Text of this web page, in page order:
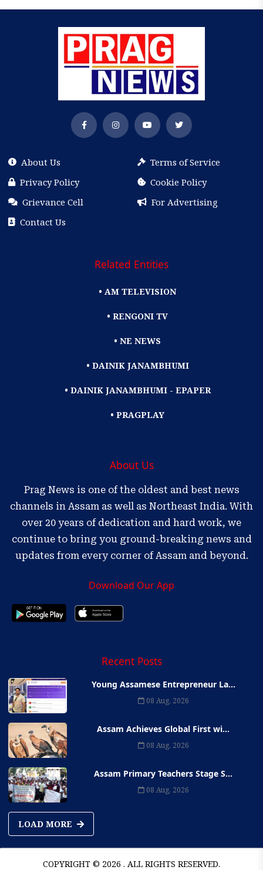
About Us
Terms of Service
Privacy Policy
Cookie Policy
Grievance Cell
For Advertising
Contact Us
Related Entities
• AM TELEVISION
• RENGONI TV
• NE NEWS
• DAINIK JANAMBHUMI
• DAINIK JANAMBHUMI - EPAPER
• PRAGPLAY
About Us
Prag News is one of the oldest and best news
channels in Assam as well as Northeast India. With
over 20 years of dedication and hard work, we
continue to bring you ground-breaking news and
updates from every corner of Assam and beyond.
Download Our App
Recent Posts
Young Assamese Entrepreneur La...
08 Aug, 2026
Assam Achieves Global First wi...
08 Aug, 2026
Assam Primary Teachers Stage S...
08 Aug, 2026
LOAD MORE
COPYRIGHT © 2026 . ALL RIGHTS RESERVED.